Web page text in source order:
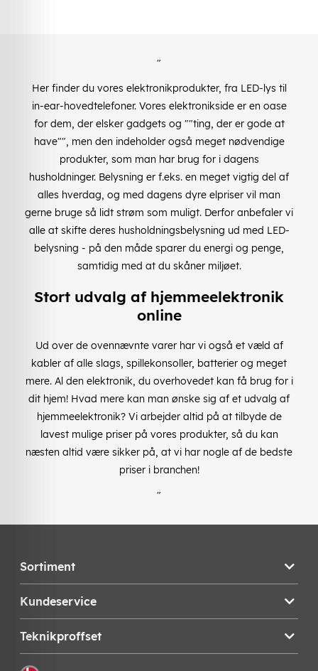
"
Her finder du vores elektronikprodukter, fra LED-lys til
in-ear-hovedtelefoner. Vores elektronikside er en oase
for dem, der elsker gadgets og ""ting, der er gode at
have"", men den indeholder også meget nødvendige
produkter, som man har brug for i dagens
husholdninger. Belysning er f.eks. en meget vigtig del af
alles hverdag, og med dagens dyre elpriser vil man
gerne bruge så lidt strøm som muligt. Derfor anbefaler vi
alle at skifte deres husholdningsbelysning ud med LED-
belysning - på den måde sparer du energi og penge,
samtidig med at du skåner miljøet.
Stort udvalg af hjemmeelektronik
online
Ud over de ovennævnte varer har vi også et væld af
kabler af alle slags, spillekonsoller, batterier og meget
mere. Al den elektronik, du overhovedet kan få brug for i
dit hjem! Hvad mere kan man ønske sig af et udvalg af
hjemmeelektronik? Vi arbejder altid på at tilbyde de
lavest mulige priser på vores produkter, så du kan
næsten altid være sikker på, at vi har nogle af de bedste
priser i branchen!
"
Sortiment
Kundeservice
Teknikproffset